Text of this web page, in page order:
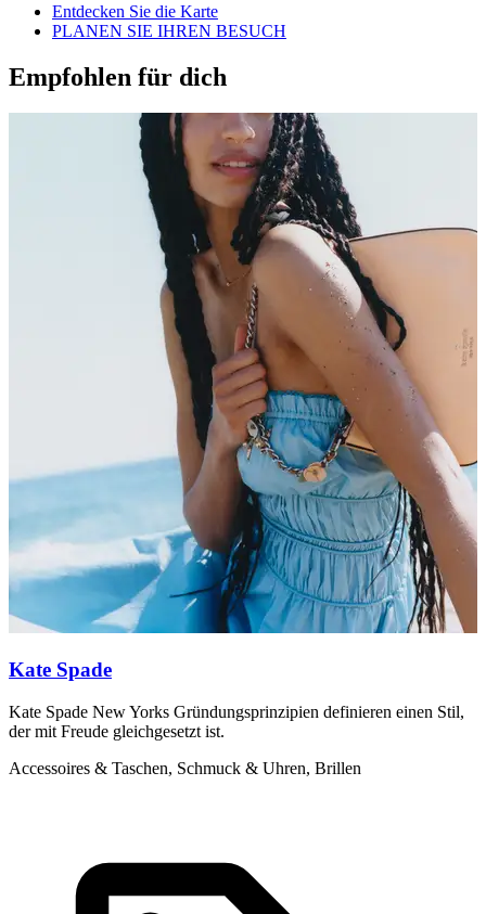
Entdecken Sie die Karte
PLANEN SIE IHREN BESUCH
Empfohlen für dich
Kate Spade
Kate Spade New Yorks Gründungsprinzipien definieren einen Stil,
der mit Freude gleichgesetzt ist.
Accessoires & Taschen, Schmuck & Uhren, Brillen